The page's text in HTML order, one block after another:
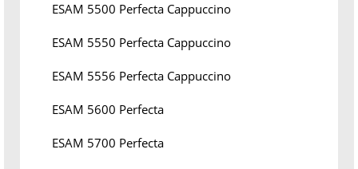
ESAM 5500 Perfecta Cappuccino
ESAM 5550 Perfecta Cappuccino
ESAM 5556 Perfecta Cappuccino
ESAM 5600 Perfecta
ESAM 5700 Perfecta